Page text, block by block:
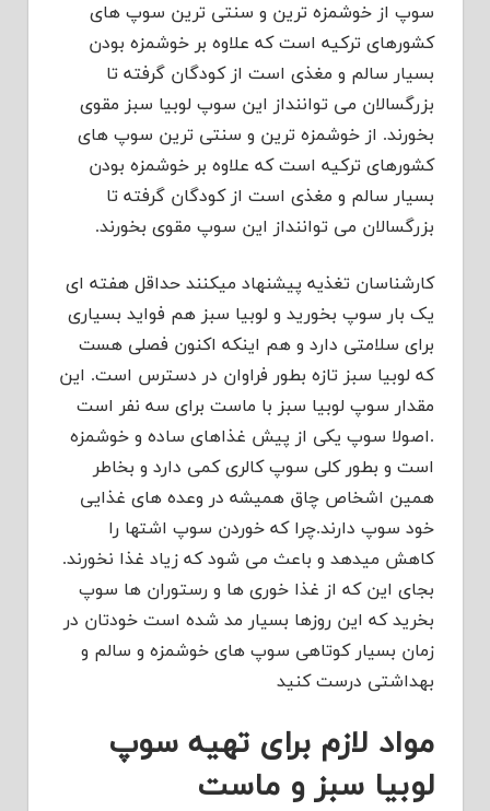
سوپ از خوشمزه ترین و سنتی ترین سوپ های
کشورهای ترکیه است که علاوه بر خوشمزه بودن
بسیار سالم و مغذی است از کودگان گرفته تا
بزرگسالان می تواننداز این سوپ لوبیا سبز مقوی
بخورند. از خوشمزه ترین و سنتی ترین سوپ های
کشورهای ترکیه است که علاوه بر خوشمزه بودن
بسیار سالم و مغذی است از کودگان گرفته تا
بزرگسالان می تواننداز این سوپ مقوی بخورند.
کارشناسان تغذیه پیشنهاد میکنند حداقل هفته ای
یک بار سوپ بخورید و لوبیا سبز هم فواید بسیاری
برای سلامتی دارد و هم اینکه اکنون فصلی هست
که لوبیا سبز تازه بطور فراوان در دسترس است. این
مقدار سوپ لوبیا سبز با ماست برای سه نفر است
.اصولا سوپ یکی از پیش غذاهای ساده و خوشمزه
است و بطور کلی سوپ کالری کمی دارد و بخاطر
همین اشخاص چاق همیشه در وعده های غذایی
خود سوپ دارند.چرا که خوردن سوپ اشتها را
کاهش میدهد و باعث می شود که زیاد غذا نخورند.
بجای این که از غذا خوری ها و رستوران ها سوپ
بخرید که این روزها بسیار مد شده است خودتان در
زمان بسیار کوتاهی سوپ های خوشمزه و سالم و
بهداشتی درست کنید
مواد لازم برای تهیه سوپ
لوبیا سبز و ماست